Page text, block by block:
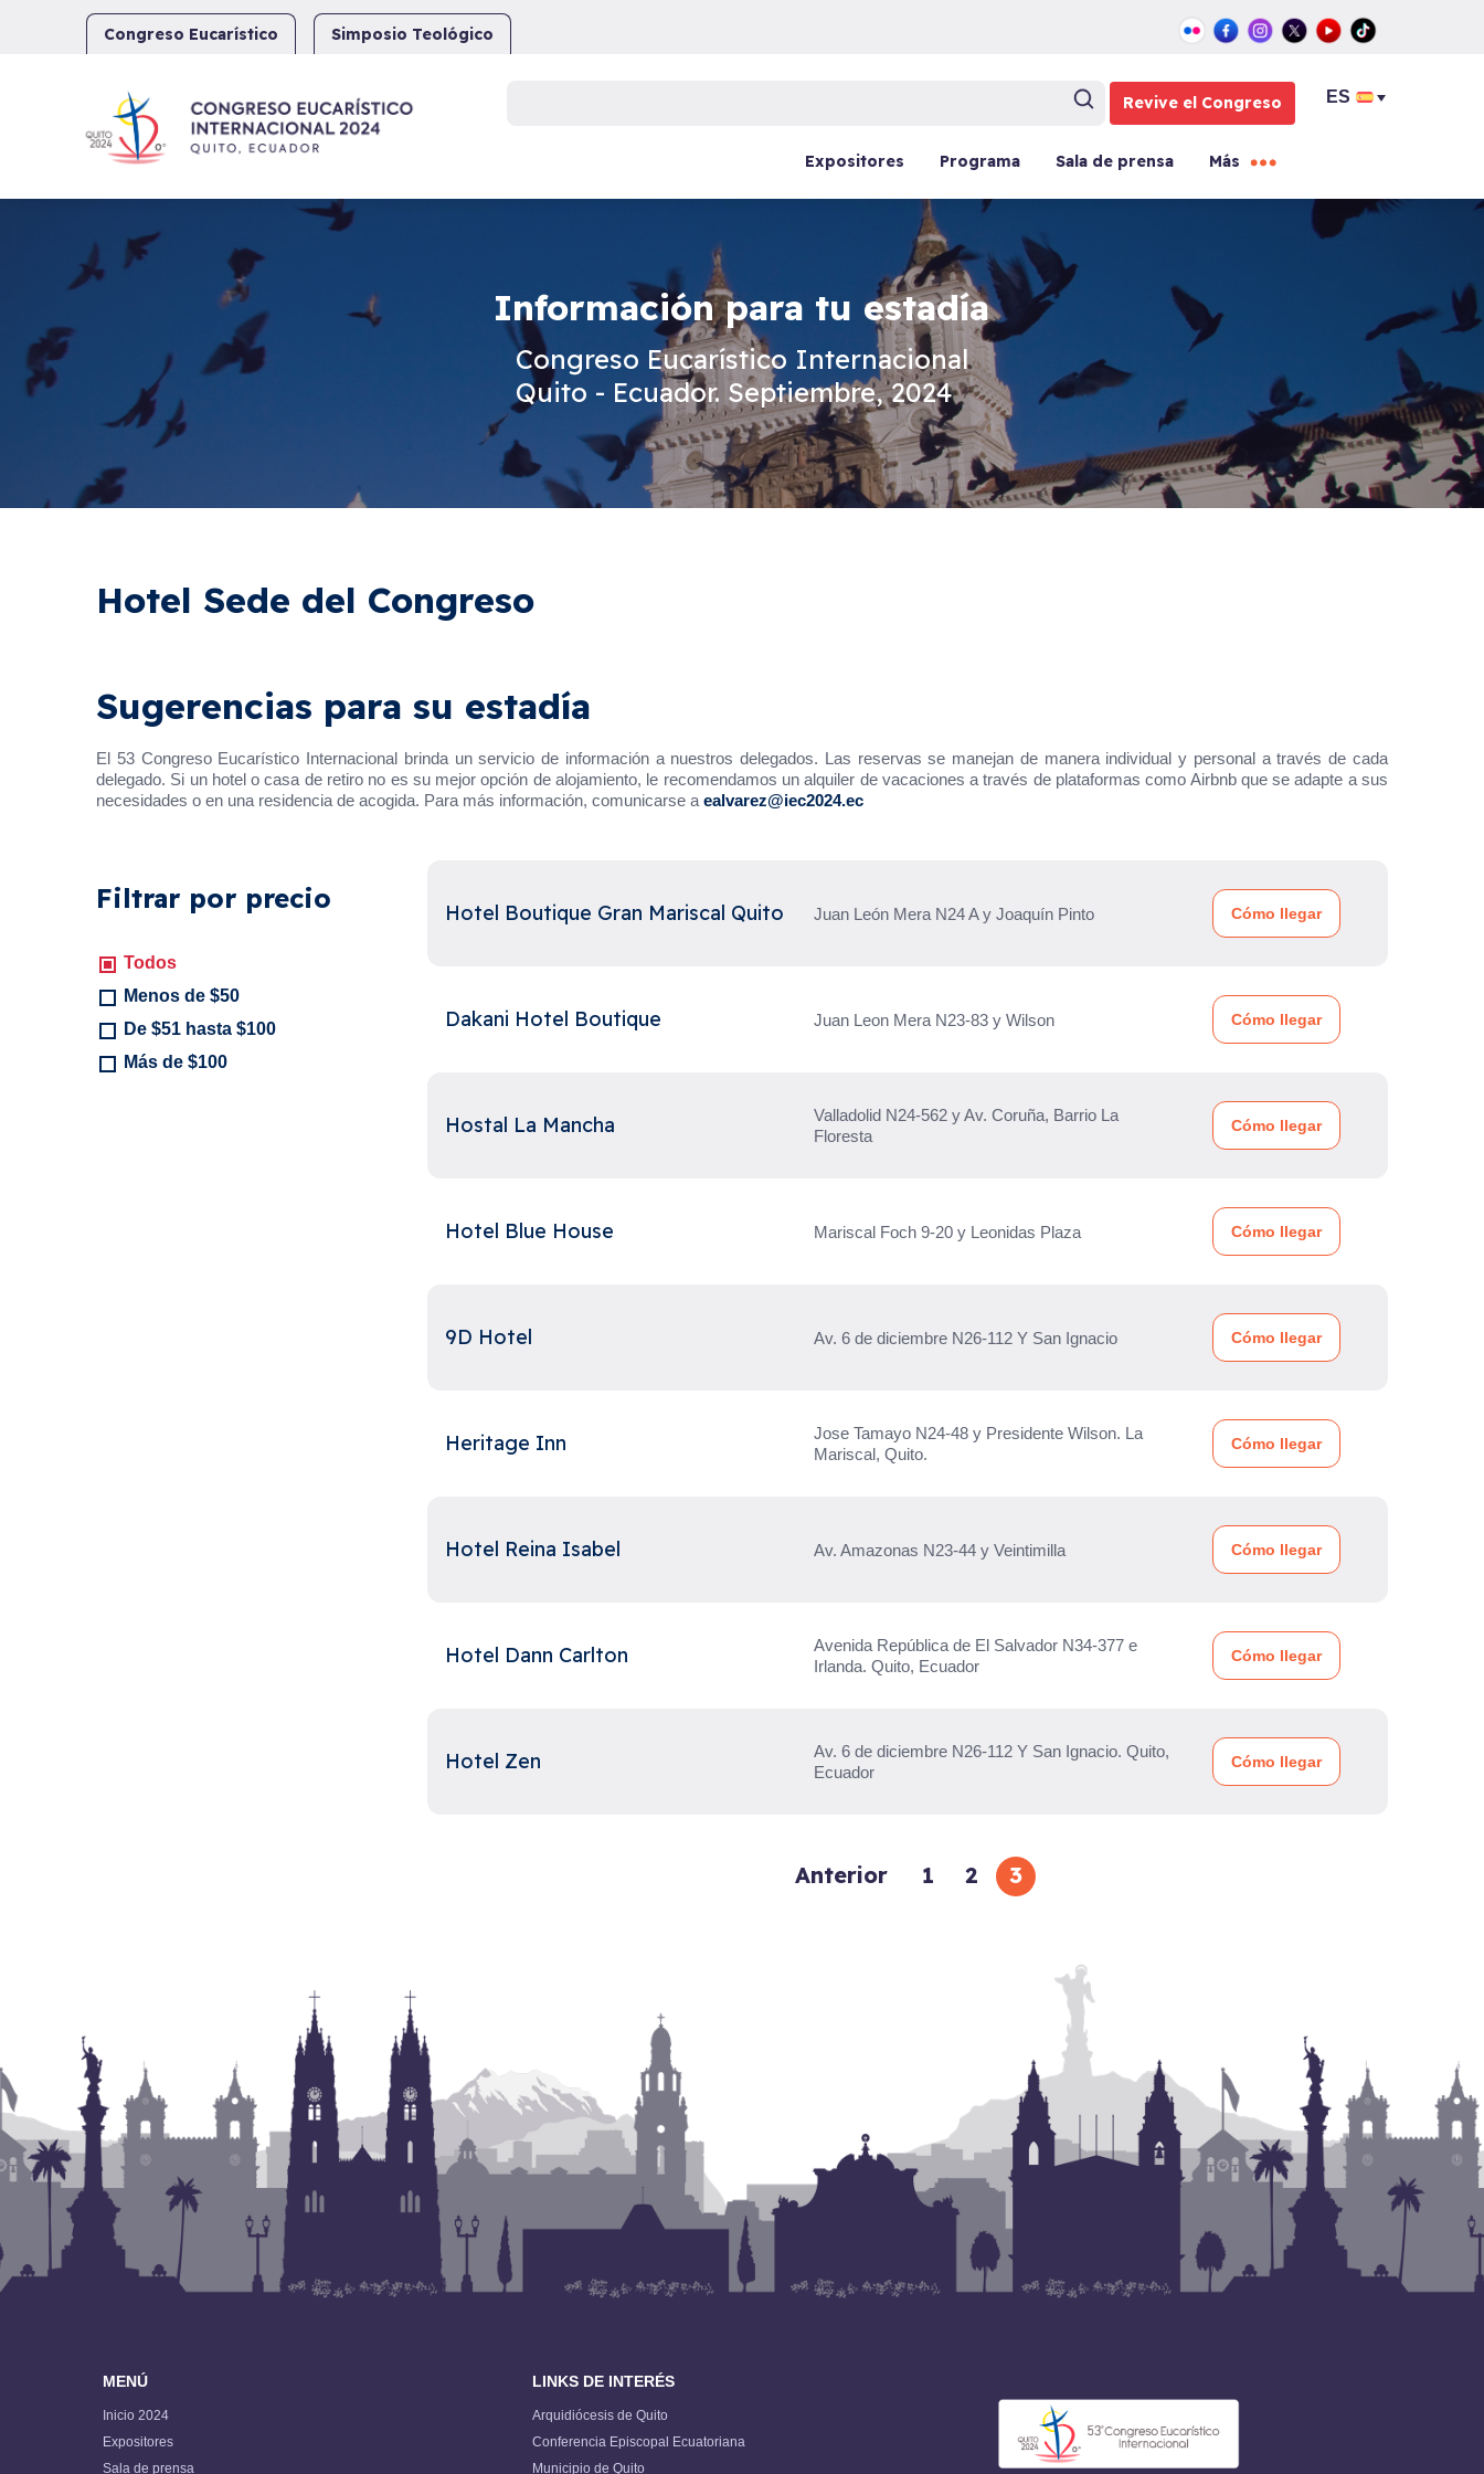
Congreso Eucarístico Simposio Teológico
Revive el Congreso
Expositores Programa Sala de prensa Más
Información para tu estadía
Congreso Eucarístico Internacional
Quito - Ecuador. Septiembre, 2024
Hotel Sede del Congreso
Sugerencias para su estadía
El 53 Congreso Eucarístico Internacional brinda un servicio de información a nuestros delegados. Las reservas se manejan de manera individual y personal a través de cada
delegado. Si un hotel o casa de retiro no es su mejor opción de alojamiento, le recomendamos un alquiler de vacaciones a través de plataformas como Airbnb que se adapte a sus
necesidades o en una residencia de acogida. Para más información, comunicarse a ealvarez@iec2024.ec
Filtrar por precio
Todos
Menos de $50
De $51 hasta $100
Más de $100
Hotel Boutique Gran Mariscal Quito Juan León Mera N24 A y Joaquín Pinto Cómo llegar
Dakani Hotel Boutique Juan Leon Mera N23-83 y Wilson Cómo llegar
Hostal La Mancha
Valladolid N24-562 y Av. Coruña, Barrio La
Floresta
Cómo llegar
Hotel Blue House Mariscal Foch 9-20 y Leonidas Plaza Cómo llegar
9D Hotel Av. 6 de diciembre N26-112 Y San Ignacio Cómo llegar
Heritage Inn
Jose Tamayo N24-48 y Presidente Wilson. La
Mariscal, Quito.
Cómo llegar
Hotel Reina Isabel Av. Amazonas N23-44 y Veintimilla Cómo llegar
Hotel Dann Carlton
Avenida República de El Salvador N34-377 e
Irlanda. Quito, Ecuador
Cómo llegar
Hotel Zen
Av. 6 de diciembre N26-112 Y San Ignacio. Quito,
Ecuador
Cómo llegar
Anterior 1 2 3
MENÚ
Inicio 2024
Expositores
Sala de prensa
LINKS DE INTERÉS
Arquidiócesis de Quito
Conferencia Episcopal Ecuatoriana
Municipio de Quito